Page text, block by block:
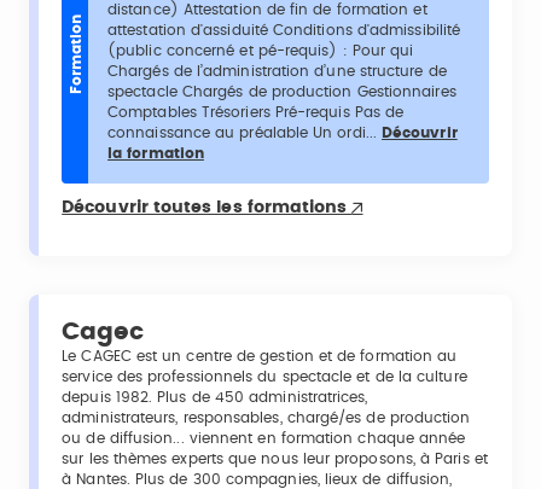
Formation
distance) Attestation de fin de formation et
attestation d'assiduité Conditions d'admissibilité
(public concerné et pé-requis) : Pour qui
Chargés de l’administration d’une structure de
spectacle Chargés de production Gestionnaires
Comptables Trésoriers Pré-requis Pas de
connaissance au préalable Un ordi...
Découvrir
la formation
Découvrir toutes les formations
Cagec
Le CAGEC est un centre de gestion et de formation au
service des professionnels du spectacle et de la culture
depuis 1982. Plus de 450 administratrices,
administrateurs, responsables, chargé/es de production
ou de diffusion... viennent en formation chaque année
sur les thèmes experts que nous leur proposons, à Paris et
à Nantes. Plus de 300 compagnies, lieux de diffusion,